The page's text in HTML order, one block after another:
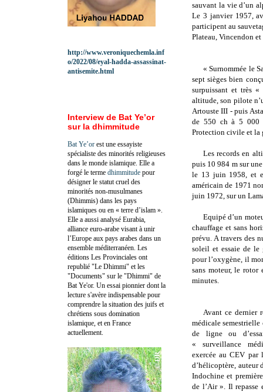
sauvant la vie d’un
Le 3 janvier 1957,
participent au
Plateau, Vincendon et
« Surnommée le
sept sièges bien
surpuissant et très
altitude, son pilote
Artouste III - puis
de 550 ch à5 000
Protection civile et la
Les records en
puis 10 984 msur
le 13 juin 1958, et
américain de 1971
juin 1972, sur un
Equipé d’un
chauffage et sans
prévu. A travers des
soleil et essaie de le
pour l’oxygène, il
sans moteur, le
minutes.
Avant ce dernier
médicale
de ligne ou
« surveillance
exercée au CEV
d’hélicoptère, auteur
Indochine et
de l’Air ». Il repasse
http://www.veroniquechemla.inf
o/2022/08/eyal-hadda-assassinat-
antisemite.html
Interview de Bat Ye’or
sur la dhimmitude
Bat Ye’or est une essayiste
spécialiste des minorités religieuses
dans le monde islamique. Elle a
forgé le terme dhimmitude pour
désigner le statut cruel des
minorités non-musulmanes
(Dhimmis) dans les pays
islamiques ou en « terre d’islam ».
Elle a aussi analysé Eurabia,
alliance euro-arabe visant à unir
l’Europe aux pays arabes dans un
ensemble méditerranéen. Les
éditions Les Provinciales ont
republié "Le Dhimmi" et les
"Documents" sur le "Dhimmi" de
Bat Ye'or. Un essai pionnier dont la
lecture s'avère indispensable pour
comprendre la situation des juifs et
chrétiens sous domination
islamique, et en France
actuellement.